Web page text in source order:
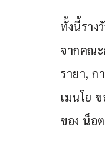
ทั้งนี้ราง
จากคณ
รายา, ก
เมนโย
ของ น็อ